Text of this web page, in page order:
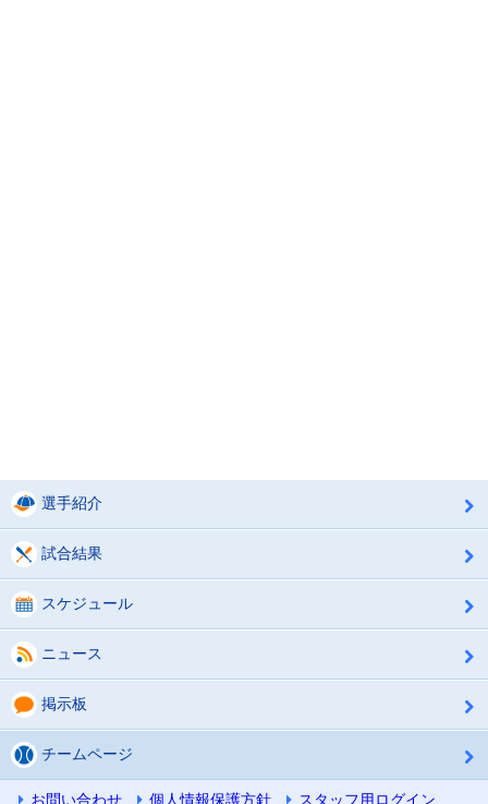
選手紹介
試合結果
スケジュール
ニュース
掲示板
チームページ
お問い合わせ 個人情報保護方針 スタッフ用ログイン